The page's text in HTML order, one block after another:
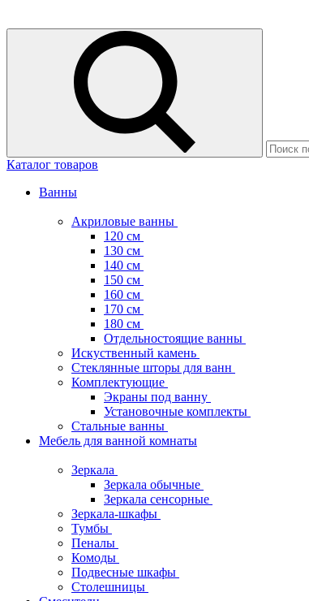
Каталог товаров
Ванны
Акриловые ванны
120 см
130 см
140 см
150 см
160 см
170 см
180 см
Отдельностоящие ванны
Искуственный камень
Стеклянные шторы для ванн
Комплектующие
Экраны под ванну
Установочные комплекты
Стальные ванны
Мебель для ванной комнаты
Зеркала
Зеркала обычные
Зеркала сенсорные
Зеркала-шкафы
Тумбы
Пеналы
Комоды
Подвесные шкафы
Столешницы